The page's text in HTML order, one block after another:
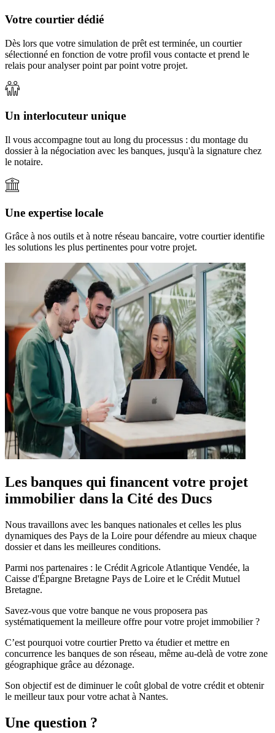
Votre courtier dédié
Dès lors que votre simulation de prêt est terminée, un courtier
sélectionné en fonction de votre profil vous contacte et prend le
relais pour analyser point par point votre projet.
Un interlocuteur unique
Il vous accompagne tout au long du processus : du montage du
dossier à la négociation avec les banques, jusqu'à la signature chez
le notaire.
Une expertise locale
Grâce à nos outils et à notre réseau bancaire, votre courtier identifie
les solutions les plus pertinentes pour votre projet.
Les banques qui financent votre projet
immobilier dans la Cité des Ducs
Nous travaillons avec les banques nationales et celles les plus
dynamiques des Pays de la Loire pour défendre au mieux chaque
dossier et dans les meilleures conditions.
Parmi nos partenaires : le Crédit Agricole Atlantique Vendée, la
Caisse d'Épargne Bretagne Pays de Loire et le Crédit Mutuel
Bretagne.
Savez-vous que votre banque ne vous proposera pas
systématiquement la meilleure offre pour votre projet immobilier ?
C’est pourquoi votre courtier Pretto va étudier et mettre en
concurrence les banques de son réseau, même au-delà de votre zone
géographique grâce au dézonage.
Son objectif est de diminuer le coût global de votre crédit et obtenir
le meilleur taux pour votre achat à Nantes.
Une question ?